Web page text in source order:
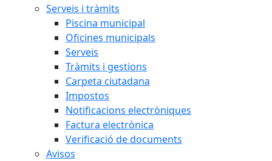
Serveis i tràmits
Piscina municipal
Oficines municipals
Serveis
Tràmits i gestions
Carpeta ciutadana
Impostos
Notificacions electròniques
Factura electrònica
Verificació de documents
Avisos